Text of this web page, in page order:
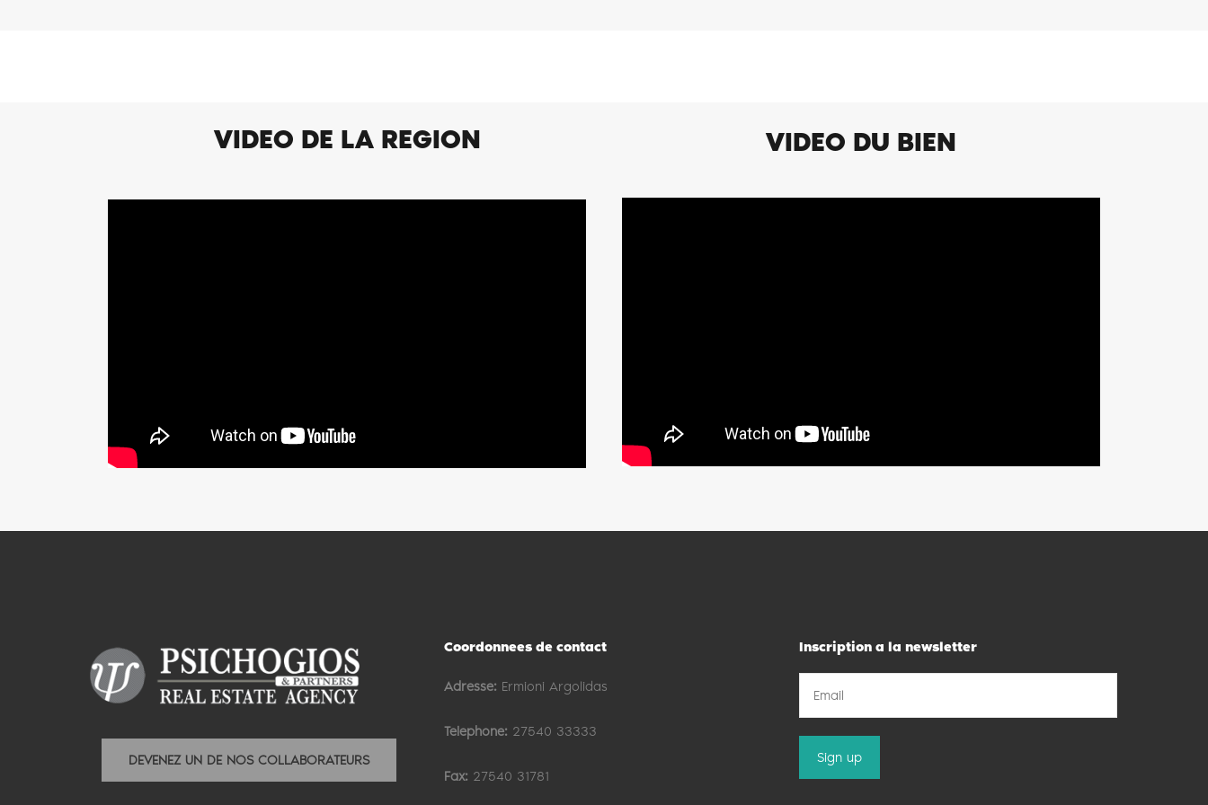
VIDEO DE LA REGION VIDEO DU BIEN
DEVENEZ UN DE NOS COLLABORATEURS
Coordonnees de contact
Adresse: Ermioni Argolidas
Telephone: 27540 33333
Fax: 27540 31781
Inscription a la newsletter